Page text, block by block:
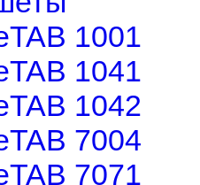
1001
1041
1042
7004
7071